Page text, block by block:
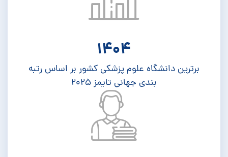
1404
برترین دانشگاه علوم پزشکی کشور بر اساس رتبه
بندی جهانی تایمز 2025